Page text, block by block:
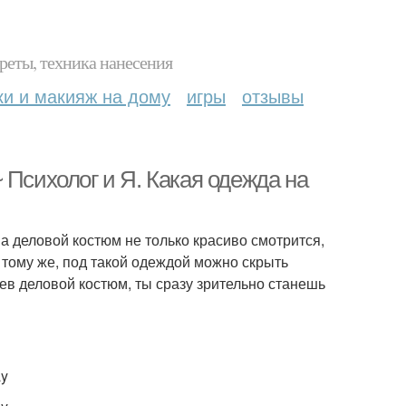
техника нанесения
и макияж на дому игры отзывы
и Я. Какая одежда на
костюм не только красиво смотрится,
же, под такой одеждой можно скрыть
деловой костюм, ты сразу зрительно станешь